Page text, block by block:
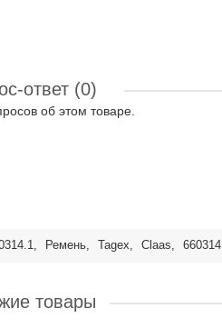
ответ (0)
об этом товаре.
, Ремень, Tagex, Claas, 660314
товары